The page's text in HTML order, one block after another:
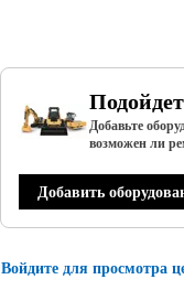
Добавьте
возможен ли
Добавить
Войдите для просмотра